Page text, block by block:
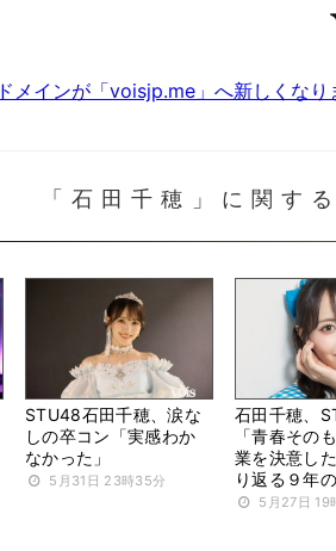
メインが「voisjp.me」へ新しくなり
「石田千穂」に関す
STU48石田千穂、涙な
しの卒コン「実感わか
なかった」
5月31日 23時35分
石田千穂、
「青春その
業を決意し
り返る９年
5月27日 19